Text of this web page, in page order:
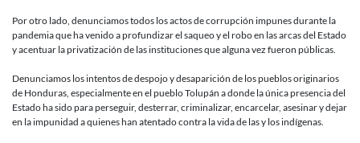
Por otro lado, denunciamos todos los actos de corrupción impunes durante la
pandemia que ha venido a profundizar el saqueo y el robo en las arcas del Estado
y acentuar la privatización de las instituciones que alguna vez fueron públicas.
Denunciamos los intentos de despojo y desaparición de los pueblos originarios
de Honduras, especialmente en el pueblo Tolupán a donde la única presencia del
Estado ha sido para perseguir, desterrar, criminalizar, encarcelar, asesinar y dejar
en la impunidad a quienes han atentado contra la vida de las y los indígenas.